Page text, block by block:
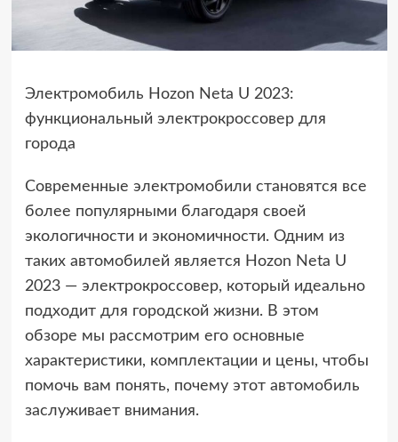
Электромобиль Hozon Neta U 2023:
функциональный электрокроссовер для
города
Современные электромобили становятся все
более популярными благодаря своей
экологичности и экономичности. Одним из
таких автомобилей является Hozon Neta U
2023 — электрокроссовер, который идеально
подходит для городской жизни. В этом
обзоре мы рассмотрим его основные
характеристики, комплектации и цены, чтобы
помочь вам понять, почему этот автомобиль
заслуживает внимания.